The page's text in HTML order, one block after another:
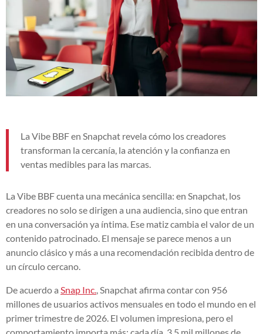
La Vibe BBF en Snapchat revela cómo los creadores
transforman la cercanía, la atención y la confianza en
ventas medibles para las marcas.
La Vibe BBF cuenta una mecánica sencilla: en Snapchat, los
creadores no solo se dirigen a una audiencia, sino que entran
en una conversación ya íntima. Ese matiz cambia el valor de un
contenido patrocinado. El mensaje se parece menos a un
anuncio clásico y más a una recomendación recibida dentro de
un círculo cercano.
De acuerdo a Snap Inc. , Snapchat afirma contar con 956
millones de usuarios activos mensuales en todo el mundo en el
primer trimestre de 2026. El volumen impresiona, pero el
comportamiento importa más: cada día, 3,5 mil millones de